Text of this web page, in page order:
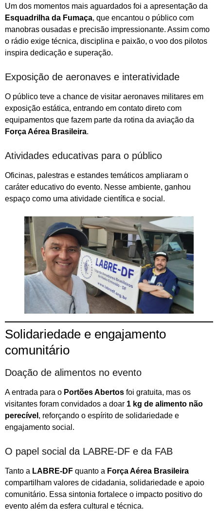
Um dos momentos mais aguardados foi a apresentação da
Esquadrilha da Fumaça, que encantou o público com
manobras ousadas e precisão impressionante. Assim como
o rádio exige técnica, disciplina e paixão, o voo dos pilotos
inspira dedicação e superação.
Exposição de aeronaves e interatividade
O público teve a chance de visitar aeronaves militares em
exposição estática, entrando em contato direto com
equipamentos que fazem parte da rotina da aviação da
Força Aérea Brasileira.
Atividades educativas para o público
Oficinas, palestras e estandes temáticos ampliaram o
caráter educativo do evento. Nesse ambiente, ganhou
espaço como uma atividade científica e social.
Solidariedade e engajamento
comunitário
Doação de alimentos no evento
A entrada para o Portões Abertos foi gratuita, mas os
visitantes foram convidados a doar 1 kg de alimento não
perecível , reforçando o espírito de solidariedade e
engajamento social.
O papel social da LABRE-DF e da FAB
Tanto a LABRE-DF quanto a Força Aérea Brasileira
compartilham valores de cidadania, solidariedade e apoio
comunitário. Essa sintonia fortalece o impacto positivo do
evento além da esfera cultural e técnica.